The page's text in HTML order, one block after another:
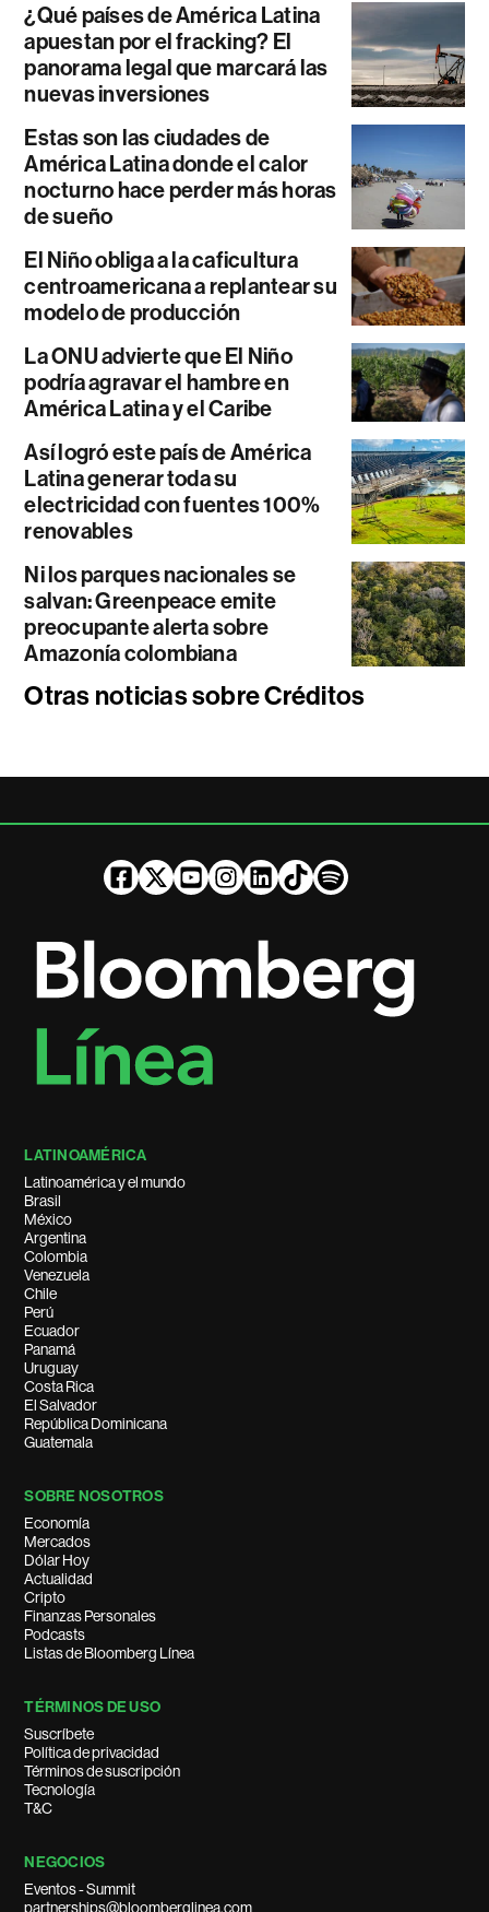
¿Qué países de América Latina
apuestan por el fracking? El
panorama legal que marcará las
nuevas inversiones
Estas son las ciudades de
América Latina donde el calor
nocturno hace perder más horas
de sueño
El Niño obliga a la caficultura
centroamericana a replantear su
modelo de producción
La ONU advierte que El Niño
podría agravar el hambre en
América Latina y el Caribe
Así logró este país de América
Latina generar toda su
electricidad con fuentes 100%
renovables
Ni los parques nacionales se
salvan: Greenpeace emite
preocupante alerta sobre
Amazonía colombiana
Otras noticias sobre Créditos
LATINOAMÉRICA
Latinoamérica y el mundo
Brasil
México
Argentina
Colombia
Venezuela
Chile
Perú
Ecuador
Panamá
Uruguay
Costa Rica
El Salvador
República Dominicana
Guatemala
SOBRE NOSOTROS
Economía
Mercados
Dólar Hoy
Actualidad
Cripto
Finanzas Personales
Podcasts
Listas de Bloomberg Línea
TÉRMINOS DE USO
Suscríbete
Política de privacidad
Términos de suscripción
Tecnología
T&C
NEGOCIOS
Eventos - Summit
partnerships@bloomberglinea.com